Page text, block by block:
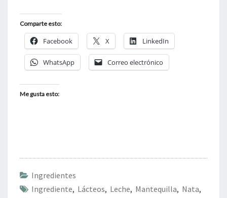
Comparte esto:
Facebook X LinkedIn
WhatsApp Correo electrónico
Me gusta esto:
Ingredientes
Ingrediente, Lácteos, Leche, Mantequilla, Nata,